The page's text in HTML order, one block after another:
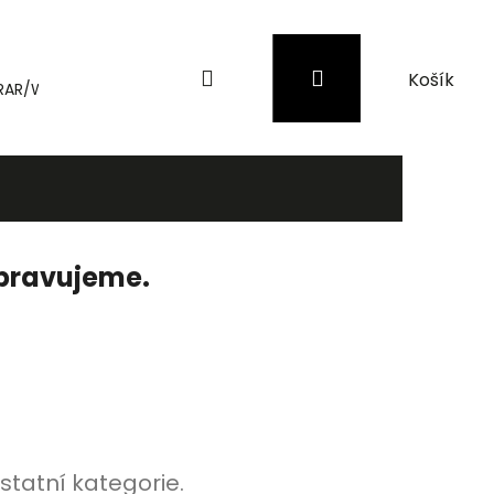
WinRAR Záložní zdroje (UPS) a přepěťové
PřihlášeníNákupní
košík
kategorie.